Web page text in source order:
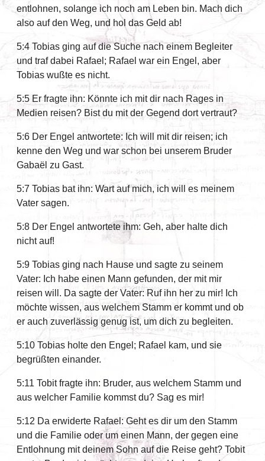
entlohnen, solange ich noch am Leben bin. Mach dich
also auf den Weg, und hol das Geld ab!
5:4 Tobias ging auf die Suche nach einem Begleiter
und traf dabei Rafael; Rafael war ein Engel, aber
Tobias wußte es nicht.
5:5 Er fragte ihn: Könnte ich mit dir nach Rages in
Medien reisen? Bist du mit der Gegend dort vertraut?
5:6 Der Engel antwortete: Ich will mit dir reisen; ich
kenne den Weg und war schon bei unserem Bruder
Gabaël zu Gast.
5:7 Tobias bat ihn: Wart auf mich, ich will es meinem
Vater sagen.
5:8 Der Engel antwortete ihm: Geh, aber halte dich
nicht auf!
5:9 Tobias ging nach Hause und sagte zu seinem
Vater: Ich habe einen Mann gefunden, der mit mir
reisen will. Da sagte der Vater: Ruf ihn her zu mir! Ich
möchte wissen, aus welchem Stamm er kommt und ob
er auch zuverlässig genug ist, um dich zu begleiten.
5:10 Tobias holte den Engel; Rafael kam, und sie
begrüßten einander.
5:11 Tobit fragte ihn: Bruder, aus welchem Stamm und
aus welcher Familie kommst du? Sag es mir!
5:12 Da erwiderte Rafael: Geht es dir um den Stamm
und die Familie oder um einen Mann, der gegen eine
Entlohnung mit deinem Sohn auf die Reise geht? Tobit